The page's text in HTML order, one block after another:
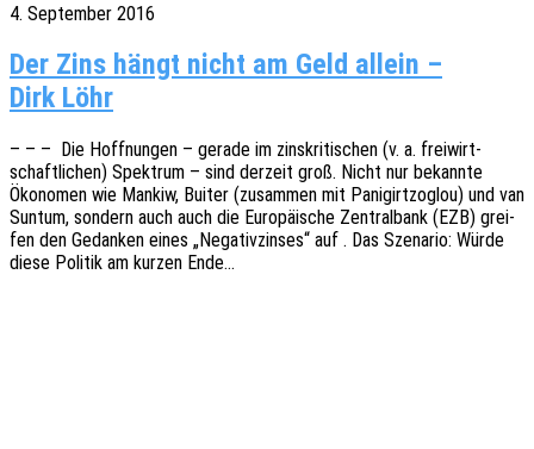
4. September 2016
Der Zins hängt nicht am Geld allein –
Dirk Löhr
– – – Die Hoff­nun­gen – gerade im zins­kri­ti­schen (v. a. frei­wirt­
schaft­li­chen) Spek­trum – sind derzeit groß. Nicht nur bekann­te
Ökono­men wie Mankiw, Buiter (zusam­men mit Pani­girt­zoglou) und van
Suntum, sondern auch auch die Euro­päi­sche Zentral­bank (EZB) grei­
fen den Gedan­ken eines „Nega­tiv­zin­ses“ auf . Das Szena­rio: Würde
diese Poli­tik am kurzen Ende…